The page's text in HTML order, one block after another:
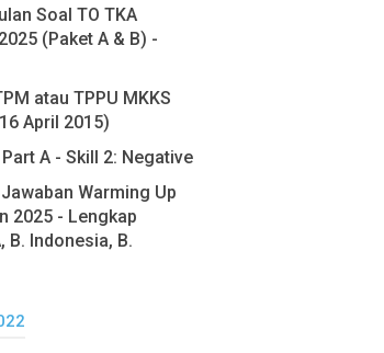
Soal TO TKA
(Paket A & B) -
atau TPPU MKKS
April 2015)
A - Skill 2: Negative
Warming Up
2025 - Lengkap
B. Indonesia, B.